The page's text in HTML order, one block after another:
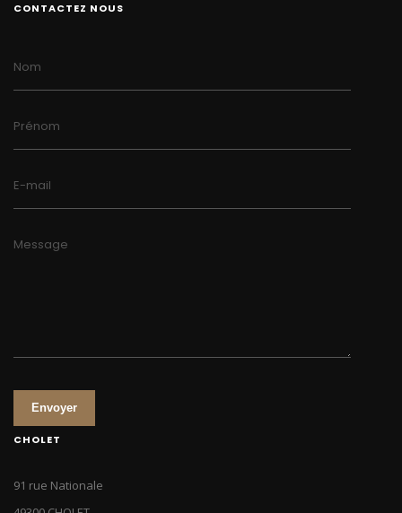
CONTACTEZ NOUS
Nom
Prénom
E-mail
Message
Envoyer
CHOLET
91 rue Nationale